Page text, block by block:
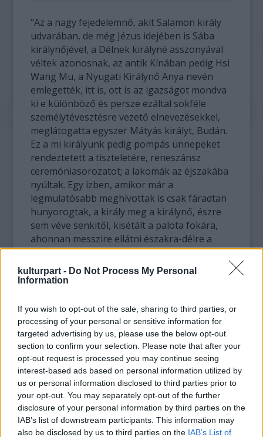
kulturpart - Do Not Process My Personal
Information
If you wish to opt-out of the sale, sharing to third parties, or
processing of your personal or sensitive information for
targeted advertising by us, please use the below opt-out
section to confirm your selection. Please note that after your
opt-out request is processed you may continue seeing
interest-based ads based on personal information utilized by
us or personal information disclosed to third parties prior to
your opt-out. You may separately opt-out of the further
disclosure of your personal information by third parties on the
IAB’s list of downstream participants. This information may
also be disclosed by us to third parties on the IAB’s List of
"Az a nagy fejedelemnő, akit Salamon király
udvarában, de még Jézus idejében is Sába
királynőjével, a Délnek királyné asszonyával
véltek azonosnak, az antik Kínában pedig Hsi
Wang Mu, a Nyugati Királynő Anya nevén
emlegették, itt is, ott is az igazságot mondva
ki e különböző és persze ezáltal sokféle
személytévesztésre vezető elnevezésekkel,
meglátogatta egyszer Mátyás királyt, Budán.
Ez a mi királyunk pedig pompás ünnepeket
rendeztetett a tiszteletére, reneszánsz
ceremóniasorozatot; a lakomák az éjszakába
nyúltak. Egy ízben, amikor már a
legmulatósabb meghívottak is csak fáradtan
hunyorogtak, a király meg a királynő, észre
sem véve senkitől, kisétált a palota fokára,
ahonnan messzire ellátni északra-délre a
széles Dunán. Fölöttük tündöklő csillagos ég;
egész éjszaka találós kérdést játszottak ők
ketten, most azonban a királynő halálra
meg nem tudott rá mit felelni; mire nyomban
egy nagy sötét rengeteg mélyén találták
magukat. Kézen fogva mentek, botorkálva, és
gyermekek voltak újra. A régi festmények
többnyire úgy ábrázolják őket, hogy a kislány
fényes, égő gyertyát tart a jobb kezében. S
csakugyan meggyújtották néha ezt a kicsi
gyertyát a kisfiú övében lévő
tűzszerszámmal, ha jobban meg akartak
valamit nézni a félelmetes sötétben,